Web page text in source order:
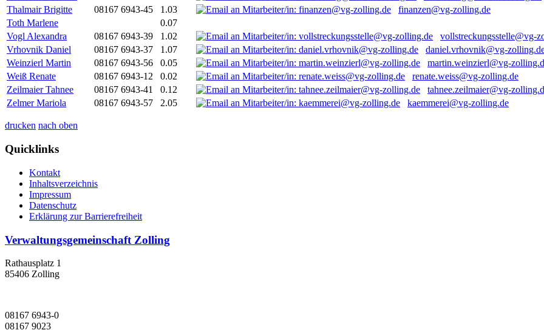
Thalmair Brigitte
08167 6943-45 1.03
finanzen@vg-zolling.de
Toth Marlene
0.07
Vogl Alexandra
08167 6943-39 1.02
vollstreckungsstelle@vg-
Vrhovnik Daniel
08167 6943-37 1.07
daniel.vrhovnik@vg-
Weinzierl Martin
08167 6943-56 0.05
martin.weinzierl@vg-
Weiß Renate
08167 6943-12 0.02
renate.weiss@vg-zolling.de
Zeilmaier Tahnee
08167 6943-41 0.12
tahnee.zeilmaier@vg-
Zelmer Mariola
08167 6943-57 2.05 kaemmerei@vg-zolling.de
drucken nach oben
Quicklinks
Kontakt
Inhaltsverzeichnis
Impressum
Datenschutz
Erklärung zur Barrierefreiheit
Verwaltungsgemeinschaft Zolling
Rathausplatz 1
85406 Zolling
08167 6943-0
08167 9023